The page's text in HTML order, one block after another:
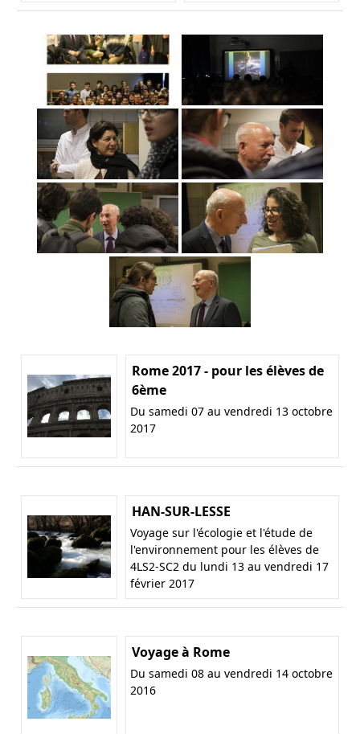
Rome 2017 - pour les élèves de
6ème
Du samedi 07 au vendredi 13 octobre
2017
HAN-SUR-LESSE
Voyage sur l'écologie et l'étude de
l'environnement pour les élèves de
4LS2-SC2 du lundi 13 au vendredi 17
février 2017
Voyage à Rome
Du samedi 08 au vendredi 14 octobre
2016